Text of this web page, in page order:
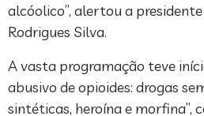
alcóolico”, alertou a presidente
Rodrigues Silva.
A vasta programação teve
abusivo de opioides: drogas
sintéticas, heroína e morfina”,